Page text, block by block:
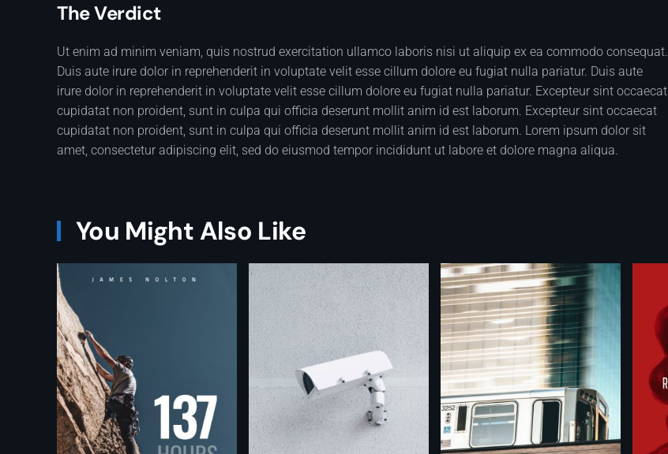
The Verdict
Ut enim ad minim veniam, quis nostrud exercitation ullamco laboris nisi ut aliquip ex ea commodo consequat.
Duis aute irure dolor in reprehenderit in voluptate velit esse cillum dolore eu fugiat nulla pariatur. Duis aute
irure dolor in reprehenderit in voluptate velit esse cillum dolore eu fugiat nulla pariatur. Excepteur sint occaecat
cupidatat non proident, sunt in culpa qui officia deserunt mollit anim id est laborum. Excepteur sint occaecat
cupidatat non proident, sunt in culpa qui officia deserunt mollit anim id est laborum. Lorem ipsum dolor sit
amet, consectetur adipiscing elit, sed do eiusmod tempor incididunt ut labore et dolore magna aliqua.
You Might Also Like